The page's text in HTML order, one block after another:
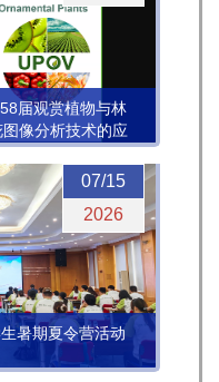
届观赏植物与林
像分析技术的应
07/15
2026
暑期夏令营活动